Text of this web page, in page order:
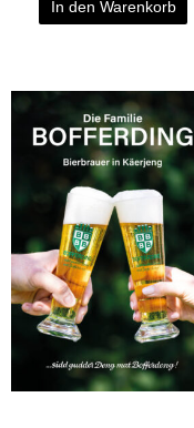
In den Warenkorb